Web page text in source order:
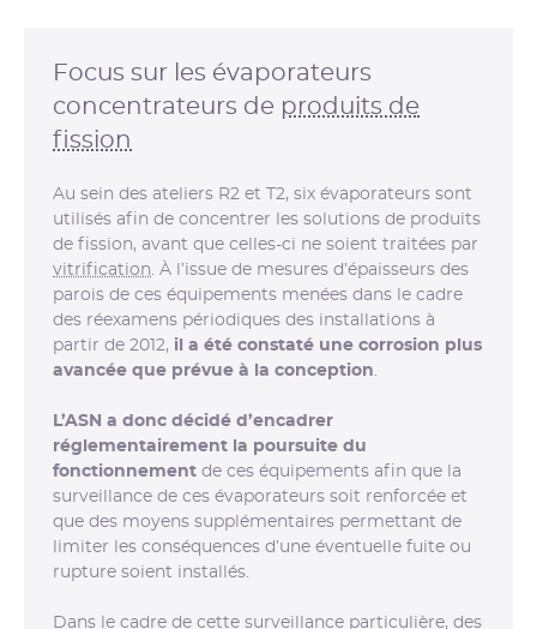
Focus sur les évaporateurs
concentrateurs de produits de
fission
Au sein des ateliers R2 et T2, six évaporateurs sont
utilisés afin de concentrer les solutions de produits
de fission, avant que celles-ci ne soient traitées par
vitrification. À l’issue de mesures d’épaisseurs des
parois de ces équipements menées dans le cadre
des réexamens périodiques des installations à
partir de 2012, il a été constaté une corrosion plus
avancée que prévue à la conception.
L’ASN a donc décidé d’encadrer
réglementairement la poursuite du
fonctionnement de ces équipements afin que la
surveillance de ces évaporateurs soit renforcée et
que des moyens supplémentaires permettant de
limiter les conséquences d’une éventuelle fuite ou
rupture soient installés.
Dans le cadre de cette surveillance particulière, des